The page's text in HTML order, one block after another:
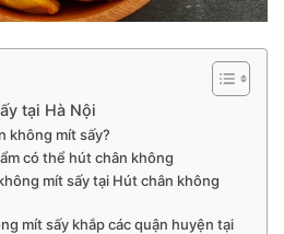
tại Hà Nội
không mít sấy?
có thể hút chân không
mít sấy tại Hút chân không
mít sấy khắp các quận huyện tại